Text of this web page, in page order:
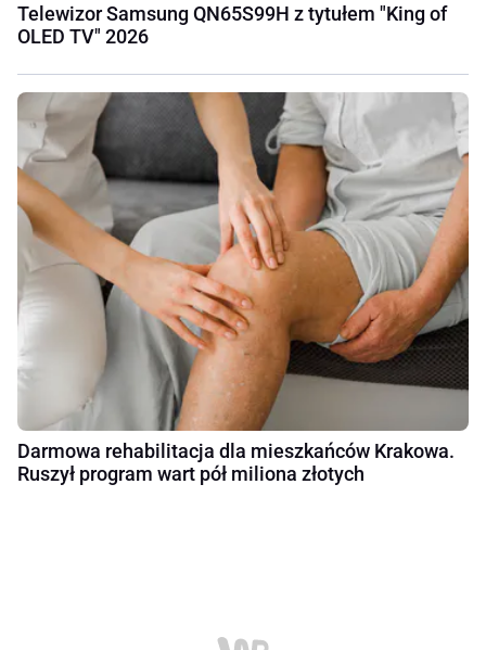
Telewizor Samsung QN65S99H z tytułem "King of
OLED TV" 2026
Darmowa rehabilitacja dla mieszkańców Krakowa.
Ruszył program wart pół miliona złotych